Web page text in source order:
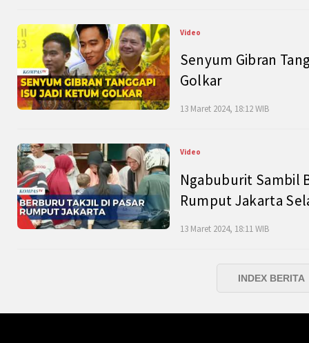
Video
Senyum Gibran
Golkar
13 Maret 2024, 18:12 WIB
Video
Ngabuburit Sambil
Rumput Jakarta
13 Maret 2024, 18:11 WIB
INDEX BERITA